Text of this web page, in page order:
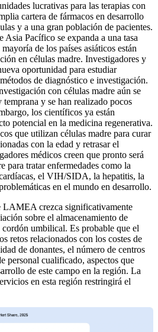
lucrativas para las terapias con
cartera de fármacos en desarrollo
y a una gran población de pacientes.
Asia Pacífico se expanda a una tasa
de los países asiáticos están
en células madre. Investigadores y
oportunidad para estudiar
de diagnóstico e investigación.
con células madre aún se
temprana y se han realizado pocos
los científicos ya están
potencial en la medicina regenerativa.
que utilizan células madre para curar
con la edad y retrasar el
médicos creen que pronto será
para tratar enfermedades como la
el VIH/SIDA, la hepatitis, la
en el mundo en desarrollo.
LAMEA crezca significativamente
sobre el almacenamiento de
cordón umbilical. Es probable que el
retos relacionados con los costes de
de donantes, el número de centros
personal cualificado, aspectos que
de este campo en la región. La
en esta región restringirá el